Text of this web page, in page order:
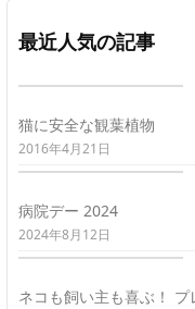
最近人気の記事
猫に安全な観葉植物
2016年4月21日
病院デー 2024
2024年8月12日
ネコも飼い主も喜ぶ！